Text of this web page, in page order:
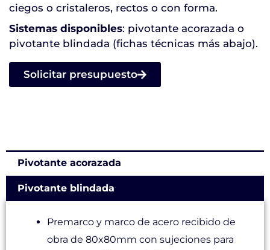
ciegos o cristaleros, rectos o con forma.
Sistemas disponibles: pivotante acorazada o
pivotante blindada (fichas técnicas más abajo).
Solicitar presupuesto
Pivotante acorazada
Pivotante blindada
Premarco y marco de acero recibido de
obra de 80x80mm con sujeciones para